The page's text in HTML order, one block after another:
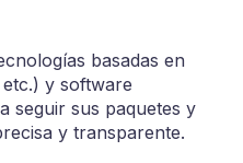
basadas en
y software
seguir sus paquetes y
y transparente.